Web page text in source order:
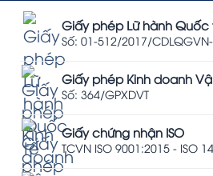
Giấy phép Lữ hành Quốc
Số: 01-512/2017/CDLQGVN-
Giấy phép Kinh doanh
Số: 364/GPXDVT
Giấy chứng nhận ISO
TCVN ISO 9001:2015 - ISO